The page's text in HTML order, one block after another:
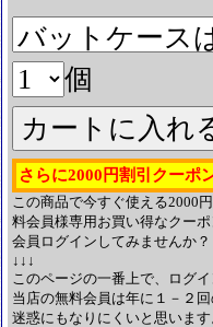
個
さらに2000円割引クーポ
この商品で今すぐ使える2000
料会員様専用お買い得なクーポ
会員ログインしてみませんか？
↓↓↓
このページの一番上で、ログ
当店の無料会員は年に１－２
迷惑にもなりにくいと思います